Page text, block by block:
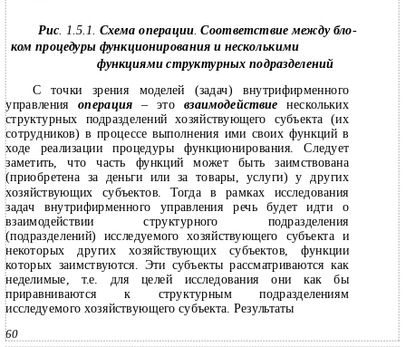
Рис. 1.5.1. Схема операции.Соответствие между бло-
ком процедуры функционирования и несколькими
функциями структурных подразделений
С точки зрения моделей (задач) внутрифирменного
управленияоперация – это взаимодействиенескольких
структурных подразделений хозяйствующего субъекта (их
сотрудников) в процессе выполнения ими своих функций в
ходе реализации процедуры функционирования. Следует
заметить, что часть функций может быть заимствована
(приобретена за деньги или за товары, услуги) у других
хозяйствующих субъектов. Тогда в рамках исследования
задач внутрифирменного управления речь будет идти о
взаимодействии структурного подразделения
(подразделений) исследуемого хозяйствующего субъекта и
некоторых других хозяйствующих субъектов, функции
которых заимствуются. Эти субъекты рассматриваются как
неделимые, т.е. для целей исследования они как бы
приравниваются к структурным подразделениям
исследуемого хозяйствующего субъекта. Результаты
60